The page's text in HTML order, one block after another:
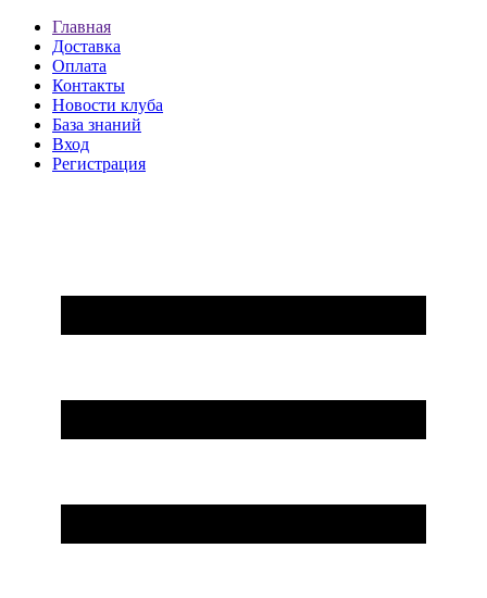
Главная
Доставка
Оплата
Контакты
Новости клуба
База знаний
Вход
Регистрация